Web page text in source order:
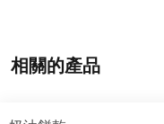
相關的產品